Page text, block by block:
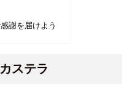
謝を届けよう
ステラ